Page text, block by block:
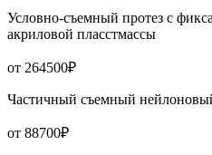
Условно-съемный протез с
акриловой пласстмассы
от 264500₽
Частичный съемный
от 88700₽